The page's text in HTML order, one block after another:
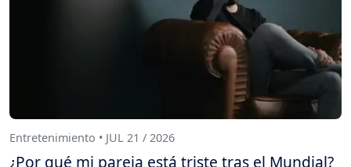
Entretenimiento • JUL 21 / 2026
¿Por qué mi pareja está triste tras el Mundial?